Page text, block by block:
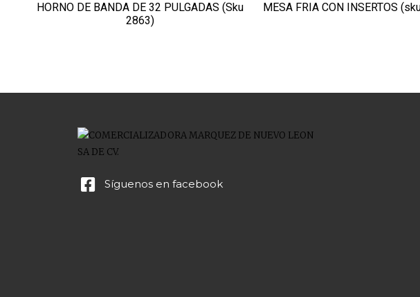
HORNO DE BANDA DE 32 PULGADAS (Sku
2863)
MESA FRIA CON INSERTOS
Síguenos en facebook